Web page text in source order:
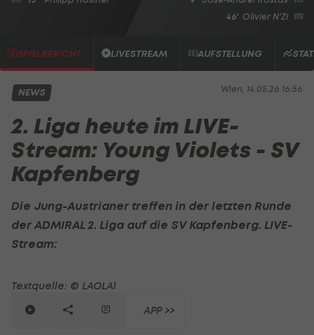
46' Olivier N'Zi
SPIELBERICHT LIVESTREAM AUFSTELLUNG
Wien, 14.05.26 16:56
NEWS
2. Liga heute im LIVE-
Stream: Young Violets - SV
Kapfenberg
Die Jung-Austrianer treffen in der letzten Runde
der ADMIRAL 2. Liga auf die SV Kapfenberg. LIVE-
Stream:
Textquelle: © LAOLA1
APP >>